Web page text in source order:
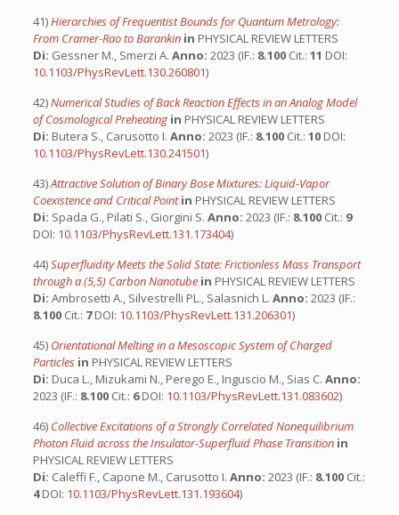
41)Hierarchies of Frequentist Bounds for Quantum Metrology:
From Cramer-Rao to Barankin in PHYSICAL REVIEW LETTERS
Di: Gessner M., Smerzi A. Anno: 2023 (IF.: 8.100 Cit.: 11 DOI:
10.1103/PhysRevLett.130.260801)
42)Numerical Studies of Back Reaction Effects in an Analog Model
of Cosmological Preheating in PHYSICAL REVIEW LETTERS
Di: Butera S., Carusotto I. Anno: 2023 (IF.: 8.100 Cit.: 10 DOI:
10.1103/PhysRevLett.130.241501)
43)Attractive Solution of Binary Bose Mixtures: Liquid-Vapor
Coexistence and Critical Pointin PHYSICAL REVIEW LETTERS
Di: Spada G., Pilati S., Giorgini S. Anno: 2023 (IF.: 8.100 Cit.: 9
DOI: 10.1103/PhysRevLett.131.173404)
44)Superfluidity Meets the Solid State: Frictionless Mass Transport
through a (5,5) Carbon Nanotube in PHYSICAL REVIEW LETTERS
Di: Ambrosetti A., Silvestrelli PL., Salasnich L. Anno: 2023 (IF.:
8.100 Cit.: 7DOI: 10.1103/PhysRevLett.131.206301)
45) Orientational Melting in a Mesoscopic System of Charged
Particles in PHYSICAL REVIEW LETTERS
Di: Duca L., Mizukami N., Perego E., Inguscio M., Sias C. Anno:
2023 (IF.: 8.100 Cit.: 6DOI: 10.1103/PhysRevLett.131.083602)
46) Collective Excitations of a Strongly Correlated Nonequilibrium
Photon Fluid across the Insulator-Superfluid Phase Transition in
PHYSICAL REVIEW LETTERS
Di: Caleffi F., Capone M., Carusotto I. Anno: 2023 (IF.: 8.100 Cit.:
4DOI: 10.1103/PhysRevLett.131.193604)